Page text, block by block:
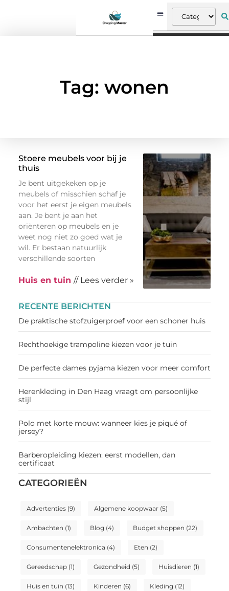
Tag: wonen
RECENTE BERICHTEN
De praktische stofzuigerproef voor een schoner huis
Rechthoekige trampoline kiezen voor je tuin
De perfecte dames pyjama kiezen voor meer comfort
Herenkleding in Den Haag vraagt om persoonlijke
stijl
Polo met korte mouw: wanneer kies je piqué of
jersey?
Barberopleiding kiezen: eerst modellen, dan
certificaat
CATEGORIEËN
Advertenties(9) Algemene koopwaar(5)
Ambachten (1) Blog (4) Budget shoppen (22)
Consumentenelektronica (4) Eten (2)
Gereedschap(1) Gezondheid (5) Huisdieren (1)
Huis en tuin (13) Kinderen (6) Kleding (12)
Stoere meubels voor bij je
thuis
Je bent uitgekeken op je
meubels of misschien schaf je
voor het eerst je eigen meubels
aan. Je bent je aan het
oriënteren op meubels en je
weet nog niet zo goed wat je
wil. Er bestaan natuurlijk
verschillende soorten
Huis en tuin // Lees verder »